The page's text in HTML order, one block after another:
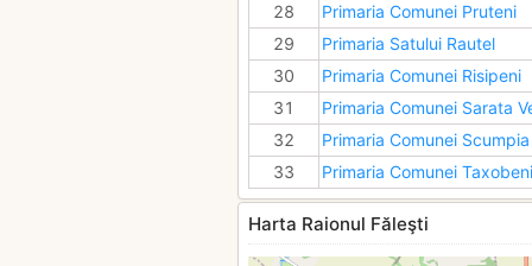
28
Primaria Comunei Pruteni
29
Primaria Satului Rautel
30
Primaria Comunei Risipeni
31
Primaria Comunei Sarata
32
Primaria Comunei Scumpia
33
Primaria Comunei Taxobeni
Harta Raionul Făleşti